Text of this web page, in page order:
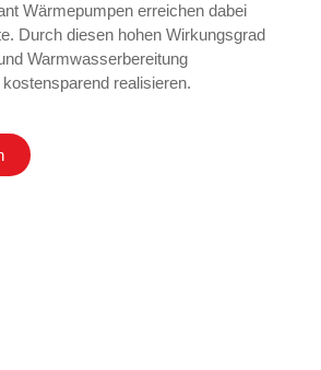
Wärmepumpen erreichen dabei
Durch diesen hohen Wirkungsgrad
Warmwasserbereitung
realisieren.